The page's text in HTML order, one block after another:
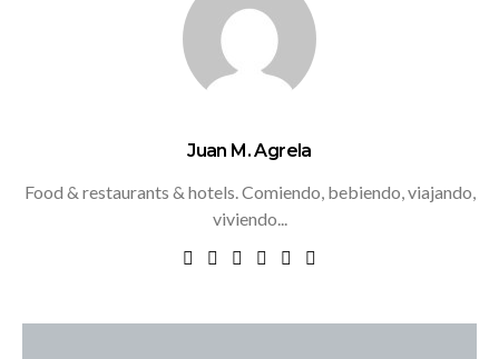
Juan M. Agrela
Food & restaurants & hotels. Comiendo, bebiendo, viajando,
viviendo...